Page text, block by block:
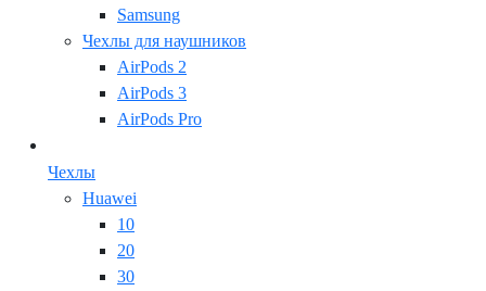
Samsung
Чехлы для наушников
AirPods 2
AirPods 3
AirPods Pro
Чехлы
Huawei
10
20
30